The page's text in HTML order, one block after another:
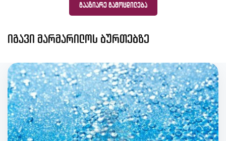
ᲒᲐᲐᲖᲘᲐᲠᲔ ᲒᲐᲛᲝᲪᲓᲘᲚᲔᲑᲐ
იგავი მარმარილოს ბურთებზე